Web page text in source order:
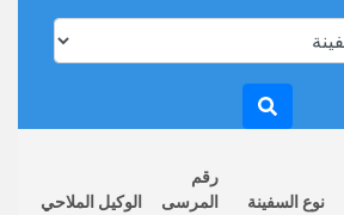
نوع السفينة
رقم
المرسى
الوكيل الملاحي